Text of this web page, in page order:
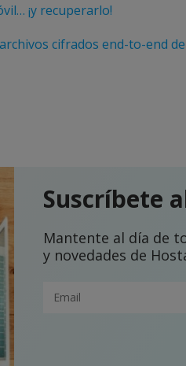
¡y recuperarlo!
cifrados end-to-end
Suscríbete
Mantente al día de
y novedades de